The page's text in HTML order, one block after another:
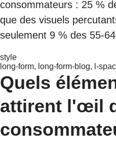
consommateurs : 25 %
que des visuels
seulement 9 % des 55-
style
long-form, long-form-blog, l-
Quels
attirent l'œil